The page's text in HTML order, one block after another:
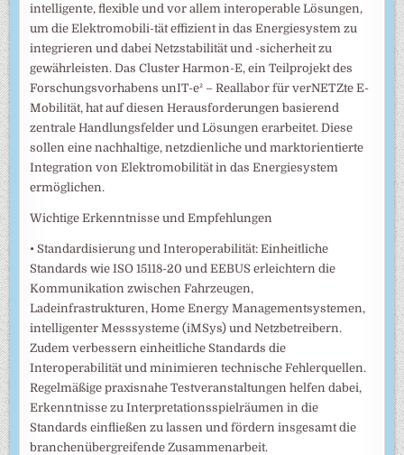
intelligente, flexible und vor allem interoperable Lösungen,
um die Elektromobili-tät effizient in das Energiesystem zu
integrieren und dabei Netzstabilität und -sicherheit zu
gewährleisten. Das Cluster Harmon-E, ein Teilprojekt des
Forschungsvorhabens unIT-e² – Reallabor für verNETZte E-
Mobilität, hat auf diesen Herausforderungen basierend
zentrale Handlungsfelder und Lösungen erarbeitet. Diese
sollen eine nachhaltige, netzdienliche und marktorientierte
Integration von Elektromobilität in das Energiesystem
ermöglichen.
Wichtige Erkenntnisse und Empfehlungen
• Standardisierung und Interoperabilität: Einheitliche
Standards wie ISO 15118-20 und EEBUS erleichtern die
Kommunikation zwischen Fahrzeugen,
Ladeinfrastrukturen, Home Energy Managementsystemen,
intelligenter Messsysteme (iMSys) und Netzbetreibern.
Zudem verbessern einheitliche Standards die
Interoperabilität und minimieren technische Fehlerquellen.
Regelmäßige praxisnahe Testveranstaltungen helfen dabei,
Erkenntnisse zu Interpretationsspielräumen in die
Standards einfließen zu lassen und fördern insgesamt die
branchenübergreifende Zusammenarbeit.